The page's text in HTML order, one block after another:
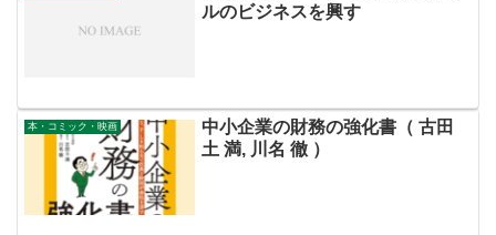
ルのビジネスを興す
本・コミック・映画
中小企業の財務の強化書（ 古田
土 満, 川名 徹 ）